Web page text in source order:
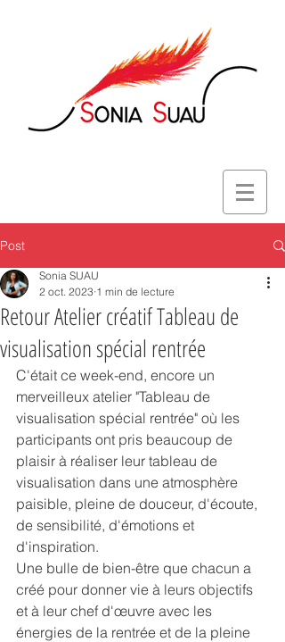
Post
Retour Atelier créatif Tableau de
visualisation spécial rentrée
Sonia SUAU
2 oct. 2023 1 min de lecture
C'était ce week-end, encore un
merveilleux atelier "Tableau de
visualisation spécial rentrée" où les
participants ont pris beaucoup de
plaisir à réaliser leur tableau de
visualisation dans une atmosphère
paisible, pleine de douceur, d'écoute,
de sensibilité, d'émotions et
d'inspiration.
Une bulle de bien-être que chacun a
créé pour donner vie à leurs objectifs
et à leur chef d'œuvre avec les
énergies de la rentrée et de la pleine